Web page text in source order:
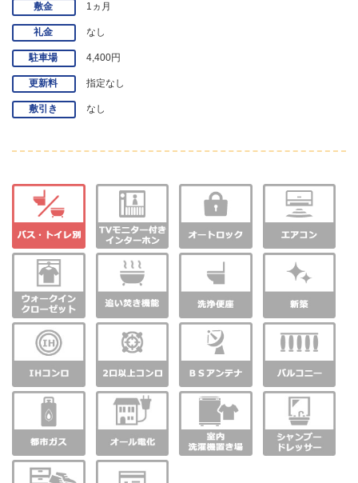
敷金 1ヵ月
礼金 なし
駐車場 4,400円
更新料 指定なし
敷引き なし